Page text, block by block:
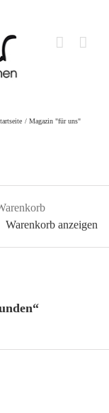
Magazin "für uns"
Warenkorb anzeigen